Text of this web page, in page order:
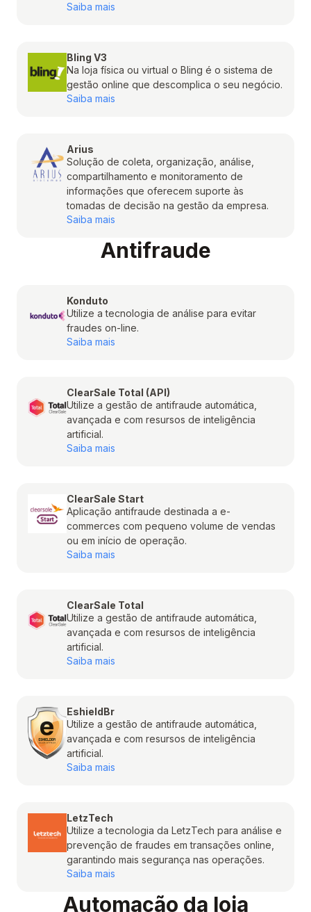
Saiba mais
Bling V3
Na loja física ou virtual o Bling é o sistema de
gestão online que descomplica o seu negócio.
Saiba mais
Arius
Solução de coleta, organização, análise,
compartilhamento e monitoramento de
informações que oferecem suporte às
tomadas de decisão na gestão da empresa.
Saiba mais
Antifraude
Konduto
Utilize a tecnologia de análise para evitar
fraudes on-line.
Saiba mais
ClearSale Total (API)
Utilize a gestão de antifraude automática,
avançada e com resursos de inteligência
artificial.
Saiba mais
ClearSale Start
Aplicação antifraude destinada a e-
commerces com pequeno volume de vendas
ou em início de operação.
Saiba mais
ClearSale Total
Utilize a gestão de antifraude automática,
avançada e com resursos de inteligência
artificial.
Saiba mais
EshieldBr
Utilize a gestão de antifraude automática,
avançada e com resursos de inteligência
artificial.
Saiba mais
LetzTech
Utilize a tecnologia da LetzTech para análise e
prevenção de fraudes em transações online,
garantindo mais segurança nas operações.
Saiba mais
Automação da loja